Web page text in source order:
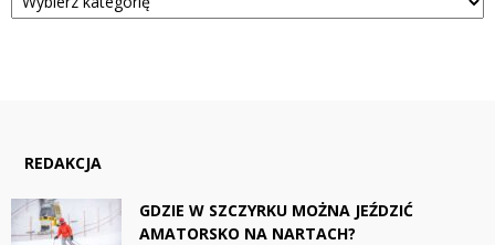
REDAKCJA
GDZIE W SZCZYRKU MOŻNA JEŹDZIĆ
AMATORSKO NA NARTACH?